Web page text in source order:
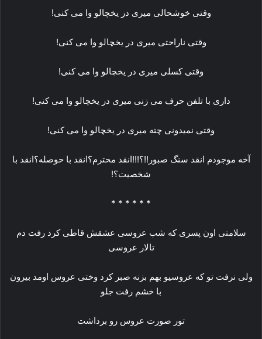
وقتی خوشحالی میری در یخچالو وا می کنی!
وقتی ناراحتی میری در یخچالو وا می کنی!
وقتی کسلی میری در یخچالو وا می کنی!
داری با تلفن حرف می زنی میری در یخچالو وا می کنی!
وقتی نمیدونی چته میری در یخچالو وا می کنی!
آخه موجودم انقد سنگ صبور!!؟!!!انقد محترم؟انقد با حوصله؟انقد با
شخصیت؟!
* * * * * *
سلامتی اون پسری که شب عروسی عشقش قاطی کرد رفت دم
تالار عروسی
ولی نرفت تو که عروسیو بهم بزنه صبر کرد وختی عروس اومد بیرون
با خشم رفت جلو
تور صورت عروس رو برداشت